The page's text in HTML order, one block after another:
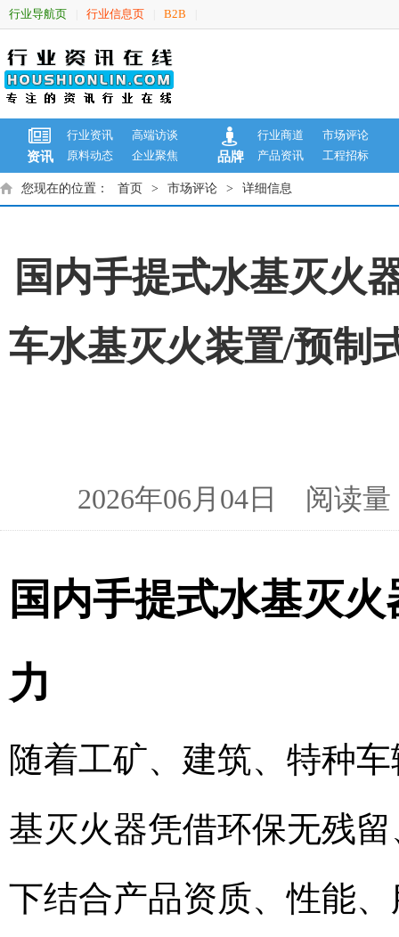
行业导航页 行业信息页 B2B
资讯
行业资讯
高端访谈
原料动态
企业聚焦 品牌
行业商道
市场评论
产品资讯
工程招标
您现在的位置： 首页 > 市场评论 > 详细信息
国内手提式水基灭火
车水基灭火装置/预制
2026年06月04日 阅读
国内手提式水基灭
力
随着工矿、建筑、特种
基灭火器凭借环保无残
下结合产品资质、性能